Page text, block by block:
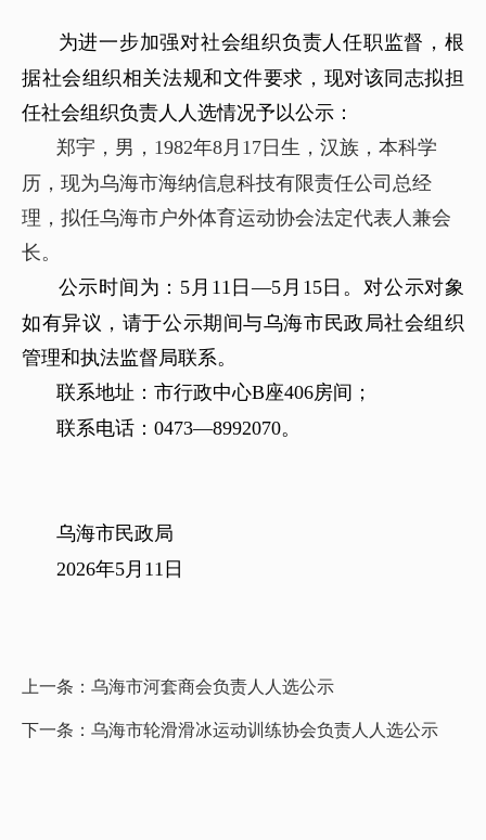
为进一步加强对社会组织负责人任职监督，根
据社会组织相关法规和文件要求，现对该同志拟担
任社会组织负责人人选情况予以公示：
郑宇 ， 男 ， 1982年8月 17 日生， 汉族， 本科学
历，现为乌海市海纳信息科技有限责任公司总经
理 ，拟任乌海市户外体育运动协会法定代表人兼会
长。
公示时间为： 5 月 11 日―5 月 15日。对公示对象
如有异议，请于公示期间与乌海市民政局社会组织
管理和执法监督局联系。
联系地址：市行政中心B座406房间 ；
联系电话： 0473—8992070。
乌海市民政局
2026年5月 11 日
上一条： 乌海市河套商会负责人人选公示
下一条： 乌海市轮滑滑冰运动训练协会负责人人选公示